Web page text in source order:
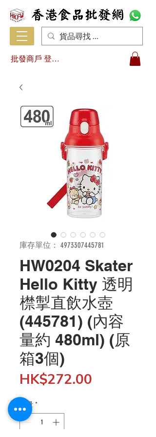
批發商戶 登入/註冊
庫存單位： 4973307445781
HW0204 Skater
Hello Kitty 透明
㯲掣直飲水壺
(445781) (內容
量約 480ml) (原
箱3個)
HK$272.00
數量 *